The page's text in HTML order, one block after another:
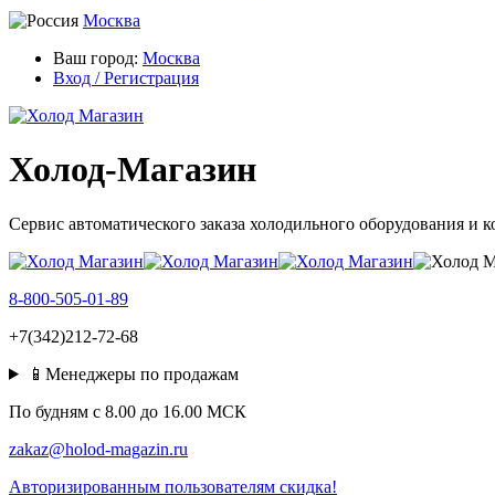
Москва
Ваш город: Москва
Вход / Регистрация
Холод-Магазин
Сервис автоматического заказа холодильного оборудования и
8-800-505-01-89
+7(342)212-72-68
📱Менеджеры по продажам
По будням c 8.00 до 16.00 МСК
zakaz@holod-magazin.ru
Авторизированным пользователям скидка!